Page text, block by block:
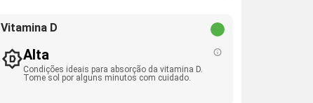
Vitamina D
Alta
Condições ideais para absorção da vitamina D.
Tome sol por alguns minutos com cuidado.